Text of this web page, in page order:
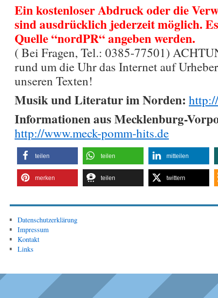
Ein kostenloser Abdruck oder die
sind ausdrücklich jederzeit möglich.
Quelle “nordPR“ angeben werden.
( Bei Fragen, Tel.: 0385-77501)
rund um die Uhr das Internet auf
unseren Texten!
Musik und Literatur im Norden:
Informationen aus Mecklenburg-
http://www.meck-pomm-hits.de
teilen teilen mitteilen
merken teilen twittern
Datenschutzerklärung
Impressum
Kontakt
Links